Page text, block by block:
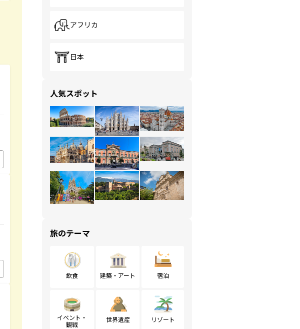
アフリカ
日本
人気スポット
旅のテーマ
飲食 建築・アート 宿泊
イベント・
観戦
世界遺産 リゾート